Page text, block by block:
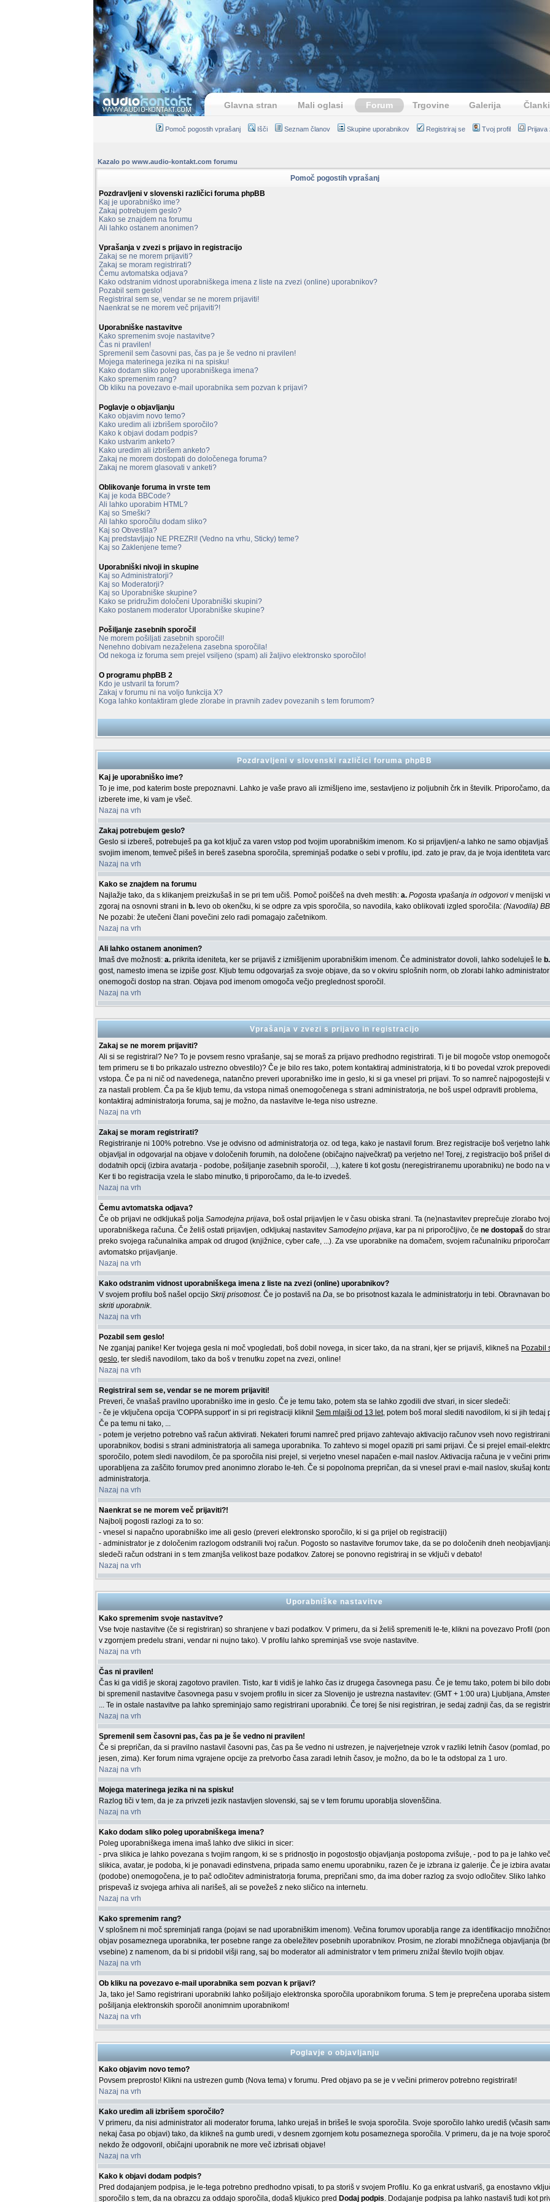
Glavna stran Mali oglasi Forum Trgovine Galerija Članki
Pomoč pogostih vprašanj Išči Seznam članov Skupine uporabnikov Registriraj se Tvoj profil Prijava
Kazalo po www.audio-kontakt.com forumu
Pomoč pogostih vprašanj
Pozdravljeni v slovenski različici foruma phpBB
Kaj je uporabniško ime?
Zakaj potrebujem geslo?
Kako se znajdem na forumu
Ali lahko ostanem anonimen?
Vprašanja v zvezi s prijavo in registracijo
Zakaj se ne morem prijaviti?
Zakaj se moram registrirati?
Čemu avtomatska odjava?
Kako odstranim vidnost uporabniškega imena z liste na zvezi (online) uporabnikov?
Pozabil sem geslo!
Registriral sem se, vendar se ne morem prijaviti!
Naenkrat se ne morem več prijaviti?!
Uporabniške nastavitve
Kako spremenim svoje nastavitve?
Čas ni pravilen!
Spremenil sem časovni pas, čas pa je še vedno ni pravilen!
Mojega materinega jezika ni na spisku!
Kako dodam sliko poleg uporabniškega imena?
Kako spremenim rang?
Ob kliku na povezavo e-mail uporabnika sem pozvan k prijavi?
Poglavje o objavljanju
Kako objavim novo temo?
Kako uredim ali izbrišem sporočilo?
Kako k objavi dodam podpis?
Kako ustvarim anketo?
Kako uredim ali izbrišem anketo?
Zakaj ne morem dostopati do določenega foruma?
Zakaj ne morem glasovati v anketi?
Oblikovanje foruma in vrste tem
Kaj je koda BBCode?
Ali lahko uporabim HTML?
Kaj so Smeški?
Ali lahko sporočilu dodam sliko?
Kaj so Obvestila?
Kaj predstavljajo NE PREZRI! (Vedno na vrhu, Sticky) teme?
Kaj so Zaklenjene teme?
Uporabniški nivoji in skupine
Kaj so Administratorji?
Kaj so Moderatorji?
Kaj so Uporabniške skupine?
Kako se pridružim določeni Uporabniški skupini?
Kako postanem moderator Uporabniške skupine?
Pošiljanje zasebnih sporočil
Ne morem pošiljati zasebnih sporočil!
Nenehno dobivam nezaželena zasebna sporočila!
Od nekoga iz foruma sem prejel vsiljeno (spam) ali žaljivo elektronsko sporočilo!
O programu phpBB 2
Kdo je ustvaril ta forum?
Zakaj v forumu ni na voljo funkcija X?
Koga lahko kontaktiram glede zlorabe in pravnih zadev povezanih s tem forumom?
Pozdravljeni v slovenski različici foruma phpBB
Kaj je uporabniško ime?
To je ime, pod katerim boste prepoznavni. Lahko je vaše pravo ali izmišljeno ime, sestavljeno iz poljubnih črk in številk. Priporočamo,
izberete ime, ki vam je všeč.
Nazaj na vrh
Zakaj potrebujem geslo?
Geslo si izbereš, potrebuješ pa ga kot ključ za varen vstop pod tvojim uporabniškim imenom. Ko si prijavljen/-a lahko ne samo objavljaš
svojim imenom, temveč pišeš in bereš zasebna sporočila, spreminjaš podatke o sebi v profilu, ipd. zato je prav, da je tvoja identiteta
Nazaj na vrh
Kako se znajdem na forumu
Najlažje tako, da s klikanjem preizkušaš in se pri tem učiš. Pomoč poiščeš na dveh mestih: a. Pogosta vpašanja in odgovori v menijski
zgoraj na osnovni strani in b. levo ob okenčku, ki se odpre za vpis sporočila, so navodila, kako oblikovati izgled sporočila: (Navodila)
Ne pozabi: že utečeni člani povečini zelo radi pomagajo začetnikom.
Nazaj na vrh
Ali lahko ostanem anonimen?
Imaš dve možnosti: a. prikrita ideniteta, ker se prijaviš z izmišljenim uporabniškim imenom. Če administrator dovoli, lahko sodeluješ le b.
gost, namesto imena se izpiše gost. Kljub temu odgovarjaš za svoje objave, da so v okviru splošnih norm, ob zlorabi lahko administrator
onemogoči dostop na stran. Objava pod imenom omogoča večjo preglednost sporočil.
Nazaj na vrh
Vprašanja v zvezi s prijavo in registracijo
Zakaj se ne morem prijaviti?
Ali si se registriral? Ne? To je povsem resno vprašanje, saj se moraš za prijavo predhodno registrirati. Ti je bil mogoče vstop
tem primeru se ti bo prikazalo ustrezno obvestilo)? Če je bilo res tako, potem kontaktiraj administratorja, ki ti bo povedal vzrok prepovedi
vstopa. Če pa ni nič od navedenega, natančno preveri uporabniško ime in geslo, ki si ga vnesel pri prijavi. To so namreč najpogostejši
za nastali problem. Ča pa še kljub temu, da vstopa nimaš onemogočenega s strani administratorja, ne boš uspel odpraviti problema,
kontaktiraj administratorja foruma, saj je možno, da nastavitve le-tega niso ustrezne.
Nazaj na vrh
Zakaj se moram registrirati?
Registriranje ni 100% potrebno. Vse je odvisno od administratorja oz. od tega, kako je nastavil forum. Brez registracije boš verjetno
objavljal in odgovarjal na objave v določenih forumih, na določene (običajno največkrat) pa verjetno ne! Torej, z registracijo boš prišel
dodatnih opcij (izbira avatarja - podobe, pošiljanje zasebnih sporočil, ...), katere ti kot gostu (neregistriranemu uporabniku) ne bodo na
Ker ti bo registracija vzela le slabo minutko, ti priporočamo, da le-to izvedeš.
Nazaj na vrh
Čemu avtomatska odjava?
Če ob prijavi ne odkljukaš polja Samodejna prijava, boš ostal prijavljen le v času obiska strani. Ta (ne)nastavitev preprečuje zlorabo
uporabniškega računa. Če želiš ostati prijavljen, odkljukaj nastavitev Samodejno prijava, kar pa ni priporočljivo, če ne dostopaš do
preko svojega računalnika ampak od drugod (knjižnice, cyber cafe, ...). Za vse uporabnike na domačem, svojem računalniku
avtomatsko prijavljanje.
Nazaj na vrh
Kako odstranim vidnost uporabniškega imena z liste na zvezi (online) uporabnikov?
V svojem profilu boš našel opcijo Skrij prisotnost. Če jo postaviš na Da, se bo prisotnost kazala le administratorju in tebi. Obravnavan
skriti uporabnik.
Nazaj na vrh
Pozabil sem geslo!
Ne zganjaj panike! Ker tvojega gesla ni moč vpogledati, boš dobil novega, in sicer tako, da na strani, kjer se prijaviš, klikneš na Pozabil
geslo, ter slediš navodilom, tako da boš v trenutku zopet na zvezi, online!
Nazaj na vrh
Registriral sem se, vendar se ne morem prijaviti!
Preveri, če vnašaš pravilno uporabniško ime in geslo. Če je temu tako, potem sta se lahko zgodili dve stvari, in sicer sledeči:
- če je vključena opcija 'COPPA support' in si pri registraciji kliknil Sem mlajši od 13 let, potem boš moral slediti navodilom, ki si jih tedaj
Če pa temu ni tako, ...
- potem je verjetno potrebno vaš račun aktivirati. Nekateri forumi namreč pred prijavo zahtevajo aktivacijo računov vseh novo
uporabnikov, bodisi s strani administratorja ali samega uporabnika. To zahtevo si mogel opaziti pri sami prijavi. Če si prejel email-
sporočilo, potem sledi navodilom, če pa sporočila nisi prejel, si verjetno vnesel napačen e-mail naslov. Aktivacija računa je v večini
uporabljena za zaščito forumov pred anonimno zlorabo le-teh. Če si popolnoma prepričan, da si vnesel pravi e-mail naslov, skušaj
administratorja.
Nazaj na vrh
Naenkrat se ne morem več prijaviti?!
Najbolj pogosti razlogi za to so:
- vnesel si napačno uporabniško ime ali geslo (preveri elektronsko sporočilo, ki si ga prijel ob registraciji)
- administrator je z določenim razlogom odstranili tvoj račun. Pogosto so nastavitve forumov take, da se po določenih dneh
sledeči račun odstrani in s tem zmanjša velikost baze podatkov. Zatorej se ponovno registriraj in se vključi v debato!
Nazaj na vrh
Uporabniške nastavitve
Kako spremenim svoje nastavitve?
Vse tvoje nastavitve (če si registriran) so shranjene v bazi podatkov. V primeru, da si želiš spremeniti le-te, klikni na povezavo Profil
v zgornjem predelu strani, vendar ni nujno tako). V profilu lahko spreminjaš vse svoje nastavitve.
Nazaj na vrh
Čas ni pravilen!
Čas ki ga vidiš je skoraj zagotovo pravilen. Tisto, kar ti vidiš je lahko čas iz drugega časovnega pasu. Če je temu tako, potem bi bilo
bi spremenil nastavitve časovnega pasu v svojem profilu in sicer za Slovenijo je ustrezna nastavitev: (GMT + 1:00 ura) Ljubljana,
... Te in ostale nastavitve pa lahko spreminjajo samo registrirani uporabniki. Če torej še nisi registriran, je sedaj zadnji čas, da se
Nazaj na vrh
Spremenil sem časovni pas, čas pa je še vedno ni pravilen!
Če si prepričan, da si pravilno nastavil časovni pas, čas pa še vedno ni ustrezen, je najverjetneje vzrok v razliki letnih časov (pomlad,
jesen, zima). Ker forum nima vgrajene opcije za pretvorbo časa zaradi letnih časov, je možno, da bo le ta odstopal za 1 uro.
Nazaj na vrh
Mojega materinega jezika ni na spisku!
Razlog tiči v tem, da je za privzeti jezik nastavljen slovenski, saj se v tem forumu uporablja slovenščina.
Nazaj na vrh
Kako dodam sliko poleg uporabniškega imena?
Poleg uporabniškega imena imaš lahko dve slikici in sicer:
- prva slikica je lahko povezana s tvojim rangom, ki se s pridnostjo in pogostostjo objavljanja postopoma zvišuje, - pod to pa je lahko
slikica, avatar, je podoba, ki je ponavadi edinstvena, pripada samo enemu uporabniku, razen če je izbrana iz galerije. Če je izbira
(podobe) onemogočena, je to pač odločitev administratorja foruma, prepričani smo, da ima dober razlog za svojo odločitev. Sliko lahko
prispevaš iz svojega arhiva ali narišeš, ali se povežeš z neko sličico na internetu.
Nazaj na vrh
Kako spremenim rang?
V splošnem ni moč spreminjati ranga (pojavi se nad uporabniškim imenom). Večina forumov uporablja range za identifikacijo
objav posameznega uporabnika, ter posebne range za obeležitev posebnih uporabnikov. Prosim, ne zlorabi množičnega objavljanja
vsebine) z namenom, da bi si pridobil višji rang, saj bo moderator ali administrator v tem primeru znižal število tvojih objav.
Nazaj na vrh
Ob kliku na povezavo e-mail uporabnika sem pozvan k prijavi?
Ja, tako je! Samo registrirani uporabniki lahko pošiljajo elektronska sporočila uporabnikom foruma. S tem je preprečena uporaba
pošiljanja elektronskih sporočil anonimnim uporabnikom!
Nazaj na vrh
Poglavje o objavljanju
Kako objavim novo temo?
Povsem preprosto! Klikni na ustrezen gumb (Nova tema) v forumu. Pred objavo pa se je v večini primerov potrebno registrirati!
Nazaj na vrh
Kako uredim ali izbrišem sporočilo?
V primeru, da nisi administrator ali moderator foruma, lahko urejaš in brišeš le svoja sporočila. Svoje sporočilo lahko urediš (včasih
nekaj časa po objavi) tako, da klikneš na gumb uredi, v desnem zgornjem kotu posameznega sporočila. V primeru, da je na tvoje
nekdo že odgovoril, običajni uporabnik ne more več izbrisati objave!
Nazaj na vrh
Kako k objavi dodam podpis?
Pred dodajanjem podpisa, je le-tega potrebno predhodno vpisati, to pa storiš v svojem Profilu. Ko ga enkrat ustvariš, ga enostavno
sporočilo s tem, da na obrazcu za oddajo sporočila, dodaš kljukico pred Dodaj podpis. Dodajanje podpisa pa lahko nastaviš tudi kot